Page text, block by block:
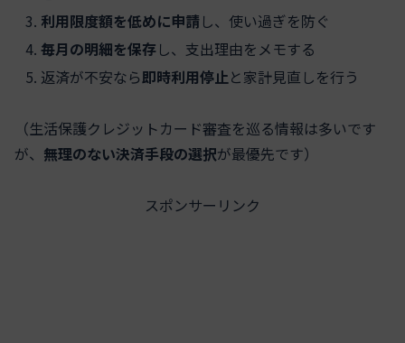
利用限度額を低めに申請し、使い過ぎを防ぐ
毎月の明細を保存し、支出理由をメモする
返済が不安なら即時利用停止と家計見直しを行う
（生活保護クレジットカード審査を巡る情報は多いです
が、 無理のない決済手段の選択が最優先です）
スポンサーリンク